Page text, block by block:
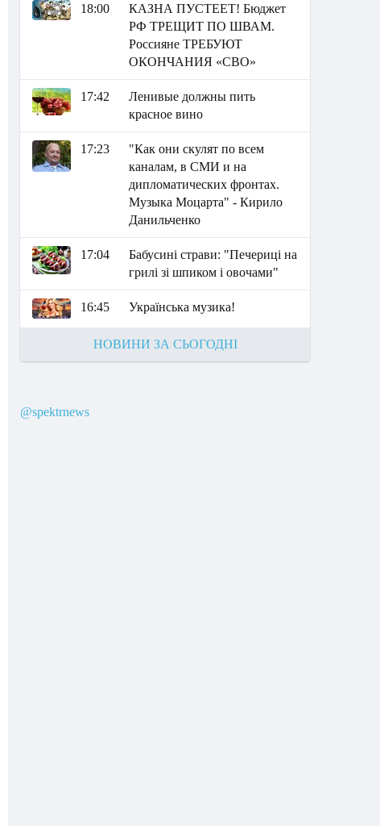
18:00
КАЗНА ПУСТЕЕТ! Бюджет
РФ ТРЕЩИТ ПО ШВАМ.
Россияне ТРЕБУЮТ
ОКОНЧАНИЯ «СВО»
17:42
Ленивые должны пить
красное вино
17:23
"Как они скулят по всем
каналам, в СМИ и на
дипломатических фронтах.
Музыка Моцарта" - Кирило
Данильченко
17:04
Бабусині страви: "Печериці на
грилі зі шпиком і овочами"
16:45 Українська музика!
НОВИНИ ЗА СЬОГОДНІ
@spektrnews